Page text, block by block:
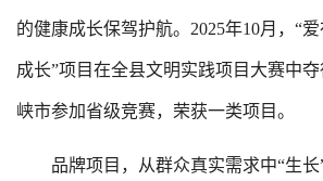
的健康成长保驾护航。2025年10月，“
成长”项目在全县文明实践项目大赛中夺
峡市参加省级竞赛，荣获一类项目。
品牌项目，从群众真实需求中“生长